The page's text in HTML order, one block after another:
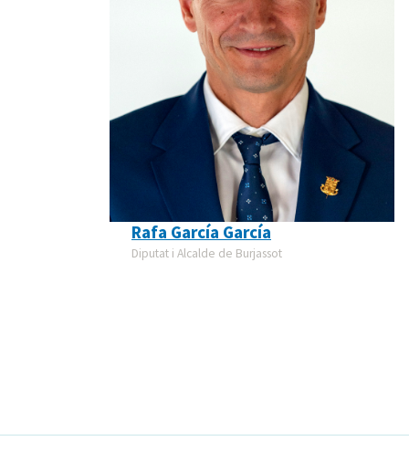
Rafa García García
Diputat i Alcalde de Burjassot